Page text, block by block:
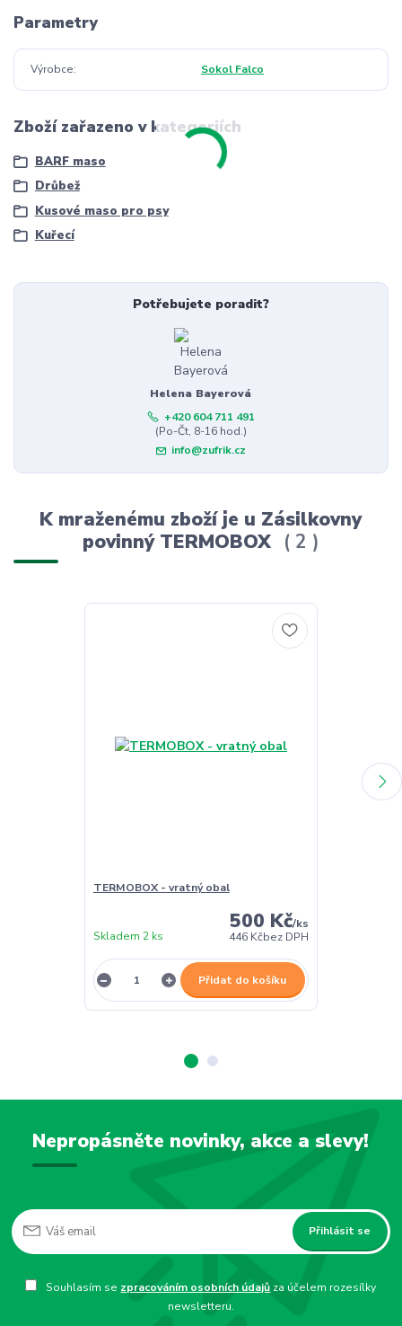
Parametry
Výrobce Sokol Falco
Zboží zařazeno v kategoriích
BARF maso
Drůbež
Kusové maso pro psy
Kuřecí
Potřebujete poradit?
Helena Bayerová
+420 604 711 491
(Po-Čt, 8-16 hod.)
info@zufrik.cz
K mraženému zboží je u Zásilkovny
povinný TERMOBOX
2
TERMOBOX - vratný obal
500 Kč/ks
446 Kčbez DPH
Skladem 2 ks
Přidat do košíku
Nepropásněte novinky, akce a slevy!
Přihlásit se
Souhlasím se zpracováním osobních údajů za účelem rozesílky
newsletteru.